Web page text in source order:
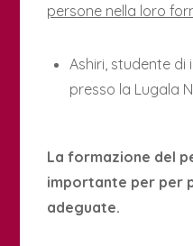
persone nella loro
Ashiri, studente di
presso la Lugala
La formazione del
importante per per
adeguate.